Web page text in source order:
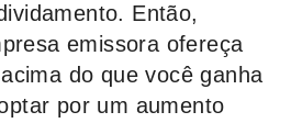
Então,
emissora ofereça
do que você ganha
por um aumento